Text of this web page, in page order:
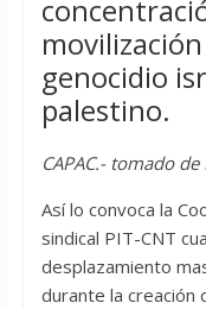
genocidio
palestino.
CAPAC.- tomado
Así lo convoca la
sindical PIT-CNT
desplazamiento
durante la creación